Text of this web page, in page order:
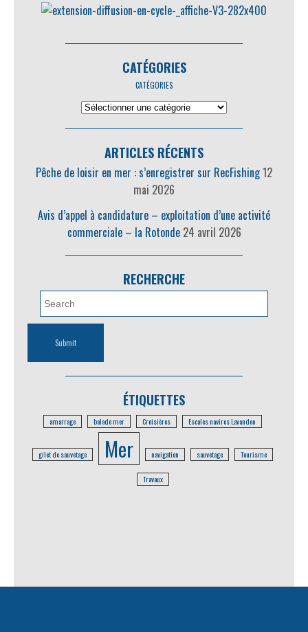
CATÉGORIES
CATÉGORIES
ARTICLES RÉCENTS
Pêche de loisir en mer : s’enregistrer sur RecFishing12
mai 2026
Avis d’appel à candidature – exploitation d’une activité
commerciale – la Rotonde 24 avril 2026
RECHERCHE
ÉTIQUETTES
amarrage balade mer Croisières Escales navires Lavandou
gilet de sauvetage Mer navigation sauvetage Tourisme
Travaux